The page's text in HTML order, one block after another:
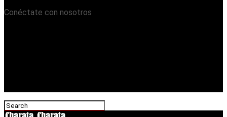
Conéctate con nosotros